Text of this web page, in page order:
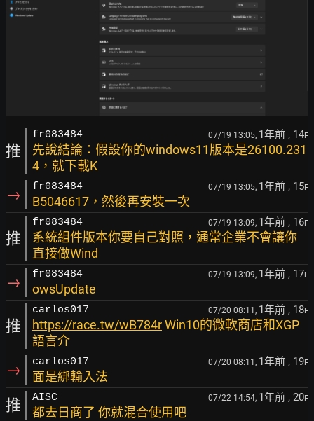
推
fr083484 07/19 13:05, 1年前 , 14F
先說結論：假設你的windows11版本是26100.231
4，就下載K
→ fr083484 07/19 13:05, 1年前 , 15F
B5046617，然後再安裝一次
推
fr083484 07/19 13:09, 1年前 , 16F
系統組件版本你要自己對照，通常企業不會讓你
直接做Wind
→ fr083484 07/19 13:09, 1年前 , 17F
owsUpdate
推
carlos017 07/20 08:11, 1年前 , 18F
https://race.tw/wB784rWin10的微軟商店和XGP
語言介
→ carlos017 07/20 08:11, 1年前 , 19F
面是綁輸入法
推 AISC 07/22 14:54, 1年前 , 20F
都去日商了 你就混合使用吧